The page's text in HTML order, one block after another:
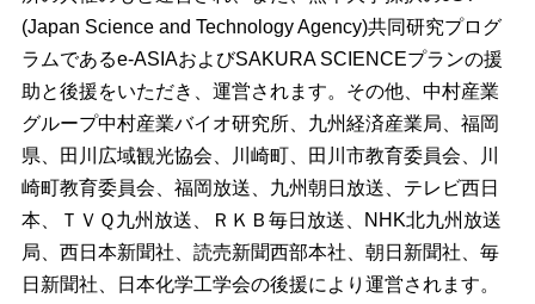
(Japan Science and Technology Agency)共同研究プログ
ラムであるe-ASIAおよびSAKURA SCIENCEプランの援
助と後援をいただき、運営されます。その他、中村産業
グループ中村産業バイオ研究所、九州経済産業局、福岡
県、田川広域観光協会、川崎町、田川市教育委員会、川
崎町教育委員会、福岡放送、九州朝日放送、テレビ西日
本、ＴＶＱ九州放送、ＲＫＢ毎日放送、NHK北九州放送
局、西日本新聞社、読売新聞西部本社、朝日新聞社、毎
日新聞社、日本化学工学会の後援により運営されます。